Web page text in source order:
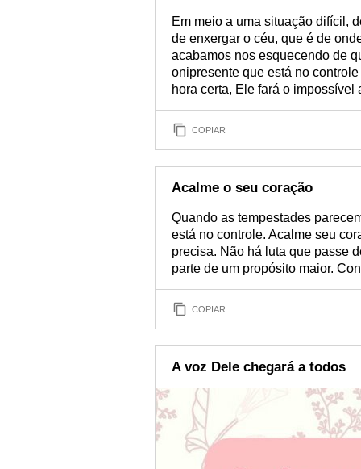
Em meio a uma situação difícil,
de enxergar o céu, que é de
acabamos nos esquecendo de
onipresente que está no
hora certa, Ele fará o impossível
COPIAR
Acalme o seu coração
Quando as tempestades
está no controle. Acalme seu
precisa. Não há luta que passe
parte de um propósito maior.
COPIAR
A voz Dele chegará a todos